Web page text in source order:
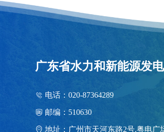
广东省水力和新能源发
电话：020-87364289
邮编：510630
地址：广州市天河东路2号.粤电广